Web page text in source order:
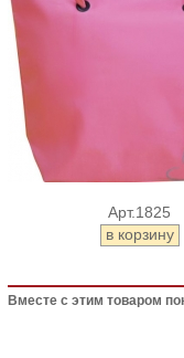
Арт.1825
Вместе с этим товаром